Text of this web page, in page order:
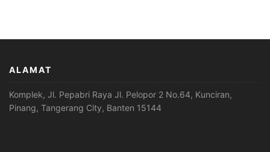
ALAMAT
Komplek, Jl. Pepabri Raya Jl. Pelopor 2 No.64, Kunciran,
Pinang, Tangerang City, Banten 15144